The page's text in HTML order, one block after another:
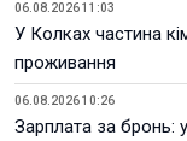
06.08.2026 11:03
У Колках частина
проживання
06.08.2026 10:26
Зарплата за бронь: